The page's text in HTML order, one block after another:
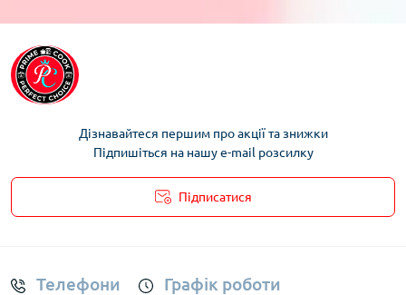
Сушарки для посуду та столових приборів Kinghoff
Сушарки для посуду та столових приборів Brunbeste
Дізнавайтеся першим про акції та знижки
Підпишіться на нашу e-mail розсилку
Підписатися
Телефони Графік роботи